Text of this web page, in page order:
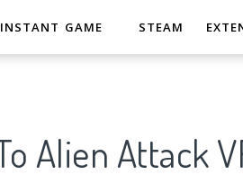
GAME STEAM
Alien Attack